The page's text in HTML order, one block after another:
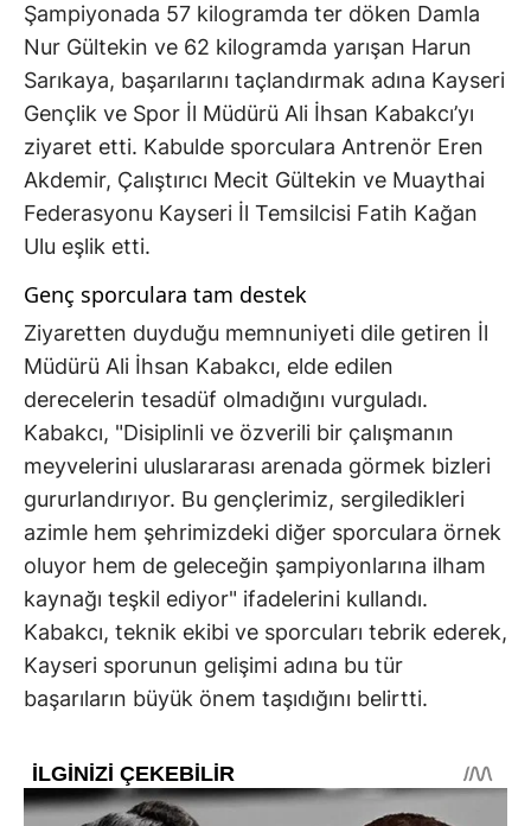
Şampiyonada 57 kilogramda ter döken Damla
Nur Gültekin ve 62 kilogramda yarışan Harun
Sarıkaya, başarılarını taçlandırmak adına Kayseri
Gençlik ve Spor İl Müdürü Ali İhsan Kabakcı’yı
ziyaret etti. Kabulde sporculara Antrenör Eren
Akdemir, Çalıştırıcı Mecit Gültekin ve Muaythai
Federasyonu Kayseri İl Temsilcisi Fatih Kağan
Ulu eşlik etti.
Genç sporculara tam destek
Ziyaretten duyduğu memnuniyeti dile getiren İl
Müdürü Ali İhsan Kabakcı, elde edilen
derecelerin tesadüf olmadığını vurguladı.
Kabakcı, "Disiplinli ve özverili bir çalışmanın
meyvelerini uluslararası arenada görmek bizleri
gururlandırıyor. Bu gençlerimiz, sergiledikleri
azimle hem şehrimizdeki diğer sporculara örnek
oluyor hem de geleceğin şampiyonlarına ilham
kaynağı teşkil ediyor" ifadelerini kullandı.
Kabakcı, teknik ekibi ve sporcuları tebrik ederek,
Kayseri sporunun gelişimi adına bu tür
başarıların büyük önem taşıdığını belirtti.